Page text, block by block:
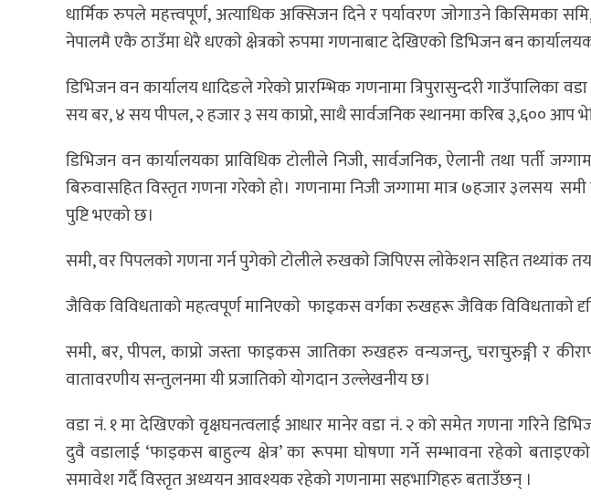
धार्मिक रुपले महत्त्वपूर्ण, अत्याधिक अक्सिजन दिने र पर्यावरण जाेगाउने किसिमका
नेपालमै एकै ठाउँमा धेरै धएकाे क्षेत्रकाे रुपमा गणनाबाट देखिएकाे डिभिजन बन
डिभिजन वन कार्यालय धादिङले गरेको प्रारम्भिक गणनामा त्रिपुरासुन्दरी गाउँपालिका
सय बर, ४ सय पीपल, २ हजार ३ सय काप्राे, साथै सार्वजनिक स्थानमा करिब ३,६०० आप
डिभिजन वन कार्यालयका प्राविधिक टोलीले निजी, सार्वजनिक, ऐलानी तथा पर्ती
बिरुवासहित विस्तृत गणना गरेको हो। गणनामा निजी जग्गामा मात्र ७हजार ३लसय
पुष्टि भएको छ।
समी, वर पिपलकाे गणना गर्न पुगेकाे टाेलीले रुखकाे जिपिएस लाेकेशन सहित तथ्यांक
जैविक विविधताको महत्वपूर्ण मानिएकाे फाइकस वर्गका रुखहरू जैविक विविधताको
समी, बर, पीपल, काप्राे जस्ता फाइकस जातिका रुखहरु वन्यजन्तु, चराचुरुङ्गी र
वातावरणीय सन्तुलनमा यी प्रजातिको योगदान उल्लेखनीय छ।
वडा नं. १ मा देखिएको वृक्षघनत्वलाई आधार मानेर वडा नं. २ को समेत गणना गरिने
दुवै वडालाई ‘फाइकस बाहुल्य क्षेत्र’ का रूपमा घोषणा गर्ने सम्भावना रहेको
समावेश गर्दै विस्तृत अध्ययन आवश्यक रहेको गणनामा सहभागिहरु बताउँछन् ।